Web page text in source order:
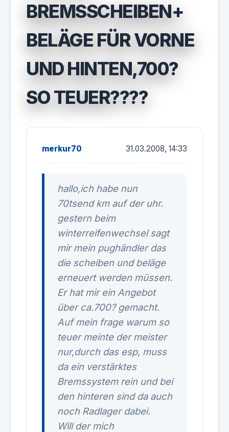
BREMSSCHEIBEN+
BELÄGE FÜR VORNE
UND HINTEN,700?
SO TEUER????
merkur70 31.03.2008, 14:33
hallo,ich habe nun
70tsend km auf der uhr.
gestern beim
winterreifenwechsel sagt
mir mein pughändler das
die scheiben und beläge
erneuert werden müssen.
Er hat mir ein Angebot
über ca.700? gemacht.
Auf mein frage warum so
teuer meinte der meister
nur,durch das esp, muss
da ein verstärktes
Bremssystem rein und bei
den hinteren sind da auch
noch Radlager dabei.
Will der mich